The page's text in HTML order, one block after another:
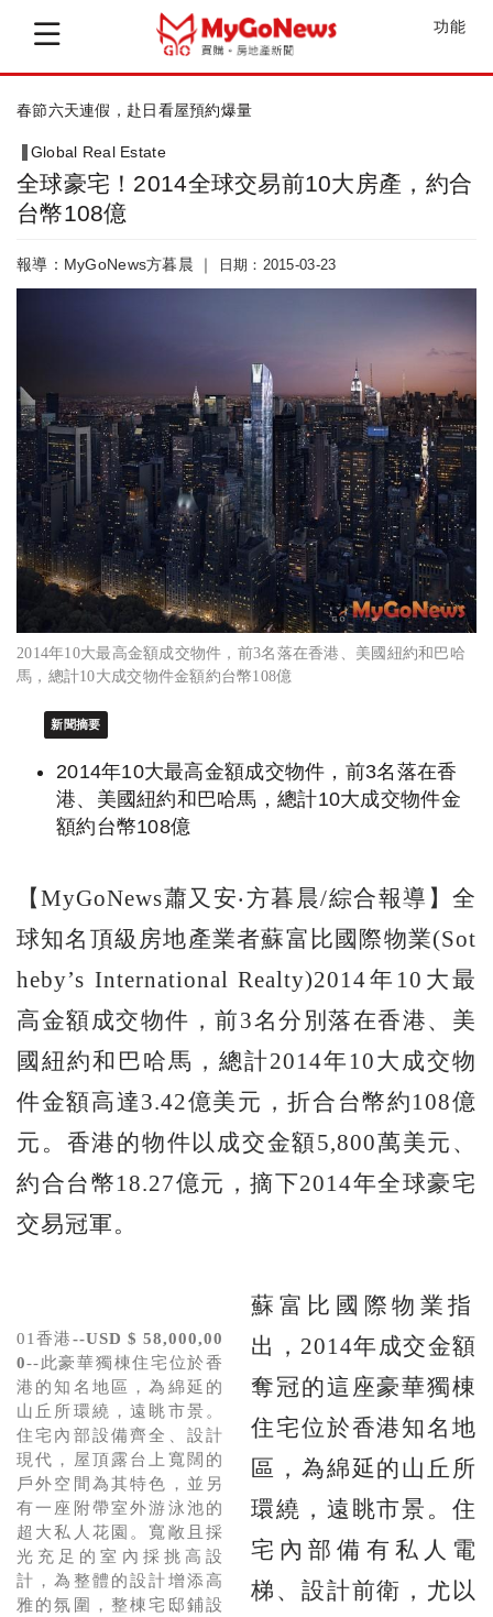
功能
2015全球不動產市場規模上看7,60...
Global Real Estate
全球豪宅！2014全球交易前10大房產，約合
台幣108億
報導：MyGoNews方暮晨 ｜ 日期：2015-03-23
2014年10大最高金額成交物件，前3名落在香港、美國紐約和巴哈
馬，總計10大成交物件金額約台幣108億
新聞摘要
2014年10大最高金額成交物件，前3名落在香
港、美國紐約和巴哈馬，總計10大成交物件金
額約台幣108億
【MyGoNews蕭又安‧方暮晨/綜合報導】全
球知名頂級房地產業者蘇富比國際物業(Sot
heby’s International Realty)2014年10大最
高金額成交物件，前3名分別落在香港、美
國紐約和巴哈馬，總計2014年10大成交物
件金額高達3.42億美元，折合台幣約108億
元。香港的物件以成交金額5,800萬美元、
約合台幣18.27億元，摘下2014年全球豪宅
交易冠軍。
01香港--USD $ 58,000,00
0--此豪華獨棟住宅位於香
港的知名地區，為綿延的
山丘所環繞，遠眺市景。
住宅內部設備齊全、設計
現代，屋頂露台上寬闊的
戶外空間為其特色，並另
有一座附帶室外游泳池的
超大私人花園。寬敞且採
光充足的室內採挑高設
計，為整體的設計增添高
雅的氛圍，整棟宅邸鋪設
蘇富比國際物業指
出，2014年成交金額
奪冠的這座豪華獨棟
住宅位於香港知名地
區，為綿延的山丘所
環繞，遠眺市景。住
宅內部備有私人電
梯、設計前衛，尤以